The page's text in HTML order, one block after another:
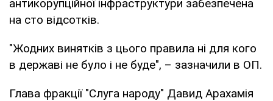
антикорупційної інфраструктури забезпечена
на сто відсотків.
"Жодних винятків з цього правила ні для кого
в державі не було і не буде", – зазначили в ОП.
Глава фракції "Слуга народу" Давид Арахамія